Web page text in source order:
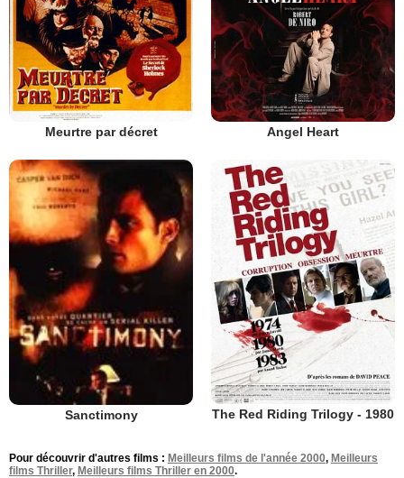
Meurtre par décret Angel Heart
Sanctimony The Red Riding Trilogy - 1980
Pour découvrir d'autres films : Meilleurs films de l'année 2000, Meilleurs
films Thriller, Meilleurs films Thriller en 2000.